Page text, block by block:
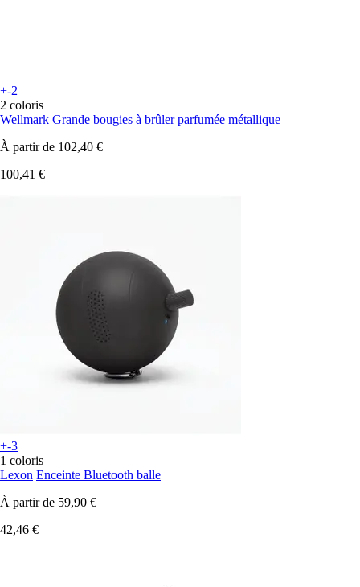
+-2
2 coloris
Wellmark Grande bougies à brûler parfumée métallique
À partir de 102,40 €
100,41 €
+-3
1 coloris
Lexon Enceinte Bluetooth balle
À partir de 59,90 €
42,46 €